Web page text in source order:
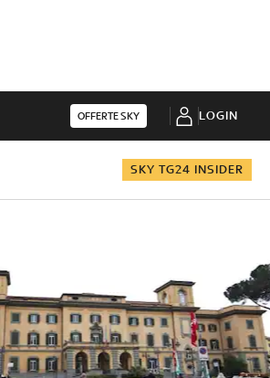
OFFERTE SKY LOGIN
SKY TG24 INSIDER